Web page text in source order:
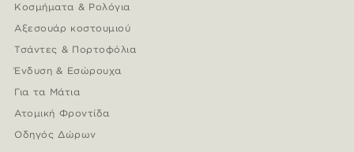
Κοσμήματα & Ρολόγια
Αξεσουάρ κοστουμιού
Τσάντες & Πορτοφόλια
Ένδυση & Εσώρουχα
Για τα Μάτια
Ατομική Φροντίδα
Οδηγός Δώρων